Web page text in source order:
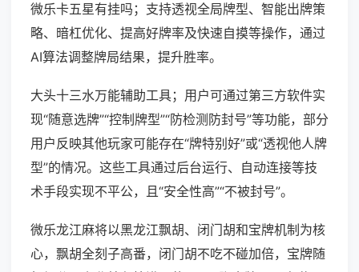
微乐卡五星有挂吗；支持透视全局牌型、智能出牌策
略、暗杠优化、提高好牌率及快速自摸等操作，通过
AI算法调整牌局结果，提升胜率。
大头十三水万能辅助工具；用户可通过第三方软件实
现“随意选牌”“控制牌型”“防检测防封号”等功能，部分
用户反映其他玩家可能存在“牌特别好”或“透视他人牌
型”的情况。这些工具通过后台运行、自动连接等技
术手段实现不平公，且“安全性高”“不被封号”。
微乐龙江麻将以黑龙江飘胡、闭门胡和宝牌机制为核
心，飘胡全刻子高番，闭门胡不吃不碰加倍，宝牌随